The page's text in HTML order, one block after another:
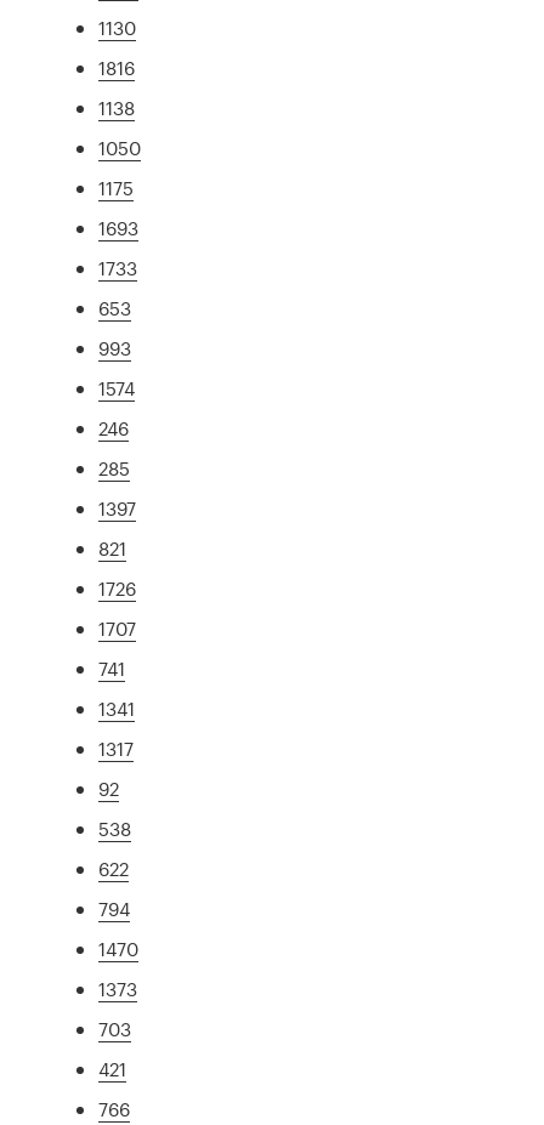
1130
1816
1138
1050
1175
1693
1733
653
993
1574
246
285
1397
821
1726
1707
741
1341
1317
92
538
622
794
1470
1373
703
421
766